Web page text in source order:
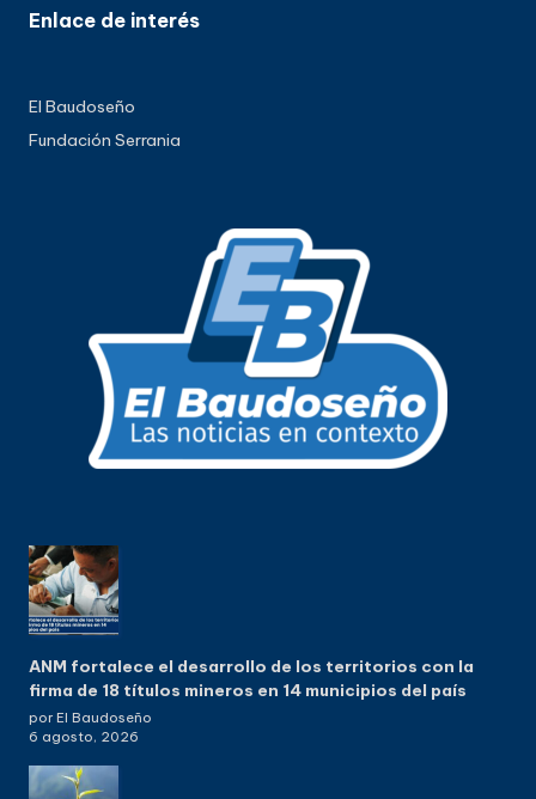
Enlace de interés
El Baudoseño
Fundación Serrania
ANM fortalece el desarrollo de los territorios con la
firma de 18 títulos mineros en 14 municipios del país
por El Baudoseño
6 agosto, 2026